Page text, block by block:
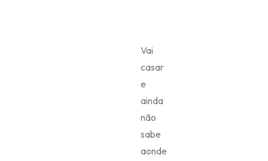
Vai
casar
e
ainda
não
sabe
aonde